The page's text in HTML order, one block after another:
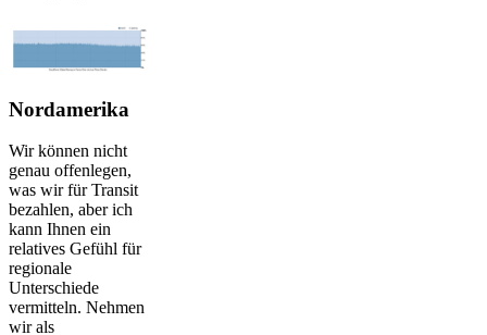
Nordamerika
Wir können nicht
genau offenlegen,
was wir für Transit
bezahlen, aber ich
kann Ihnen ein
relatives Gefühl für
regionale
Unterschiede
vermitteln. Nehmen
wir als